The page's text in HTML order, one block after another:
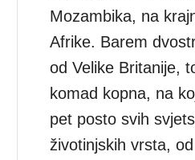
Mozambika, na
Afrike. Barem
od Velike Britanije,
komad kopna, na
pet posto svih
životinjskih vrsta,